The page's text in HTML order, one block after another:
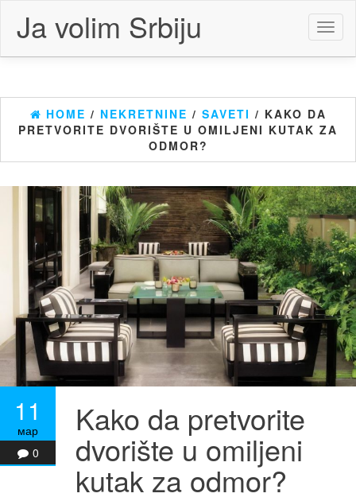
content
Ja volim Srbiju
HOME / NEKRETNINE / SAVETI / KAKO DA
PRETVORITE DVORIŠTE U OMILJENI KUTAK ZA
ODMOR?
11
мар
0
Kako da pretvorite
dvorište u omiljeni
kutak za odmor?